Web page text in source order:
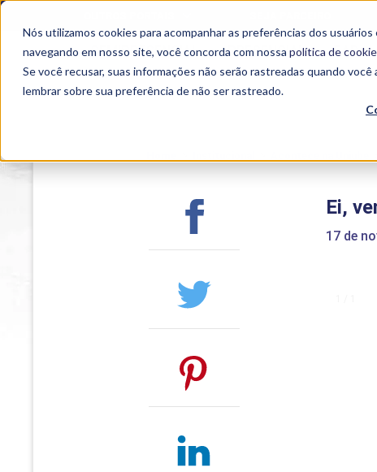
Nós utilizamos cookies para acompanhar as preferências dos
navegando em nosso site, você concorda com nossa política de
Se você recusar, suas informações não serão rastreadas quando
lembrar sobre sua preferência de não ser rastreado.
SEMIPRESENCIAL PRESENCIAL EAD
Ei,
17 de